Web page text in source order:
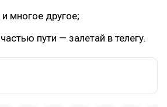
многое другое;
пути — залетай в телегу.